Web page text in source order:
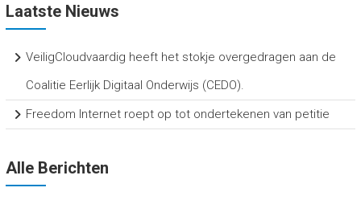
Laatste Nieuws
VeiligCloudvaardig heeft het stokje overgedragen aan de
Coalitie Eerlijk Digitaal Onderwijs (CEDO).
Freedom Internet roept op tot ondertekenen van petitie
Alle Berichten